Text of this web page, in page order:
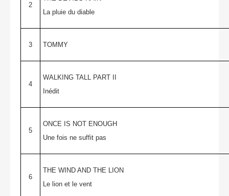
2
La pluie du diable
3 TOMMY
4
WALKING TALL PART II
Inédit
5
ONCE IS NOT ENOUGH
Une fois ne suffit pas
6
THE WIND AND THE LION
Le lion et le vent